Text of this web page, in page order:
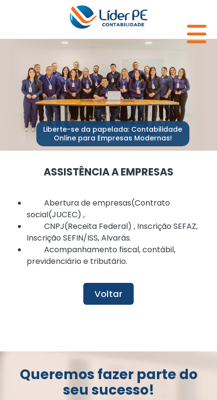
Liberte-se da papelada: Contabilidade
Online para Empresas Modernas!
ASSISTÊNCIA A EMPRESAS
Abertura de empresas(Contrato
social(JUCEC) ,
CNPJ(Receita Federal) , Inscrição SEFAZ,
Inscrição SEFIN/ISS, Alvarás.
Acompanhamento fiscal, contábil,
previdenciário e tributário.
Voltar
Queremos fazer parte do
seu sucesso!